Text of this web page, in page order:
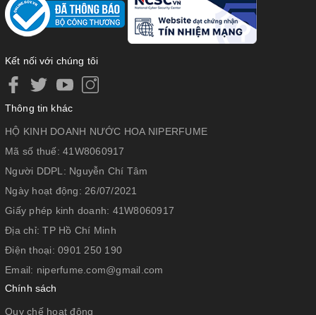
Kết nối với chúng tôi
Thông tin khác
HỘ KINH DOANH NƯỚC HOA NIPERFUME
Mã số thuế: 41W8060917
Người DDPL: Nguyễn Chí Tâm
Ngày hoạt động: 26/07/2021
Giấy phép kinh doanh: 41W8060917
Địa chỉ:TP Hồ Chí Minh
Điện thoại: 0901 250 190
Email: niperfume.com@gmail.com
Chính sách
Quy chế hoạt động